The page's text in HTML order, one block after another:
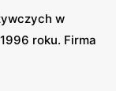
w
roku. Firma